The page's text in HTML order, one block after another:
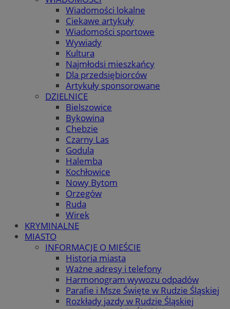
Wiadomości lokalne
Ciekawe artykuły
Wiadomości sportowe
Wywiady
Kultura
Najmłodsi mieszkańcy
Dla przedsiębiorców
Artykuły sponsorowane
DZIELNICE
Bielszowice
Bykowina
Chebzie
Czarny Las
Godula
Halemba
Kochłowice
Nowy Bytom
Orzegów
Ruda
Wirek
KRYMINALNE
MIASTO
INFORMACJE O MIEŚCIE
Historia miasta
Ważne adresy i telefony
Harmonogram wywozu odpadów
Parafie i Msze Święte w Rudzie Śląskiej
Rozkłady jazdy w Rudzie Śląskiej